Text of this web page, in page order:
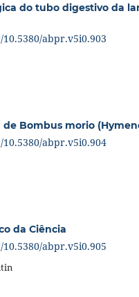
do tubo digestivo da
abpr.v5i0.903
Bombus morio
abpr.v5i0.904
da Ciência
abpr.v5i0.905